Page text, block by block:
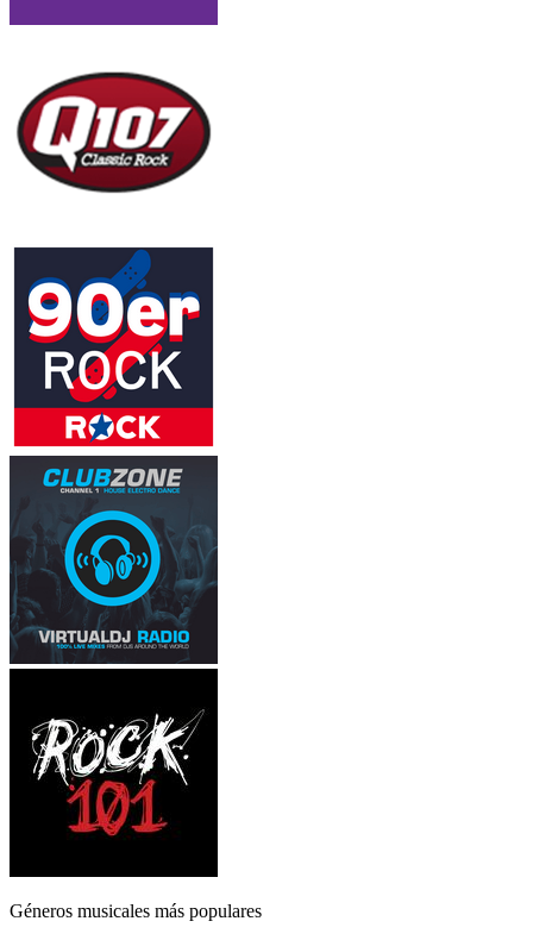
Géneros musicales más populares